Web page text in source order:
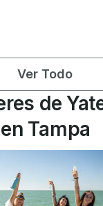
Ver Todo
de
Tampa